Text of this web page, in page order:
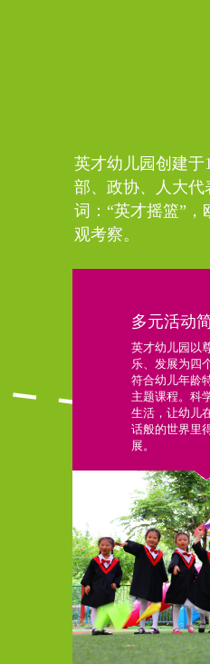
英才幼儿园创建于
部、政协、人大
词：“英才摇篮”
观考察。
多元活动
英才幼儿园以
乐、发展为四
符合幼儿年龄
主题课程。科
生活，让幼儿
话般的世界里
展。